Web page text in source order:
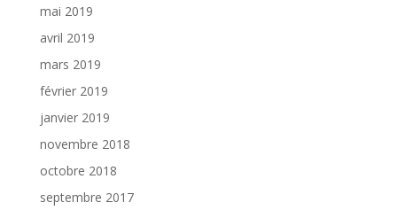
mai 2019
avril 2019
mars 2019
février 2019
janvier 2019
novembre 2018
octobre 2018
septembre 2017